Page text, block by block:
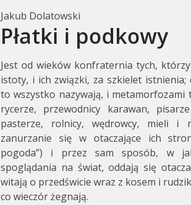
Jakub Dolatowski
Płatki i podkowy
Jest od wieków konfraternia tych,
istoty, i ich związki, za szkielet istnienia;
to wszystko nazywają, i metamorfozami
rycerze, przewodnicy karawan,
pasterze, rolnicy, wędrowcy, mieli i
zanurzanie się w otaczające ich
pogoda”) i przez sam sposób, w
spoglądania na świat, oddają się
witają o przedświcie wraz z kosem i
co wieczór żegnają.